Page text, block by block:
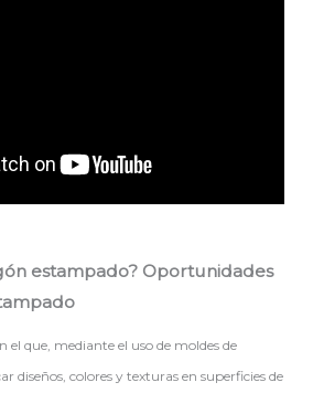
estampado? Oportunidades
el que, mediante el uso de moldes de
diseños, colores y texturas en superficies de